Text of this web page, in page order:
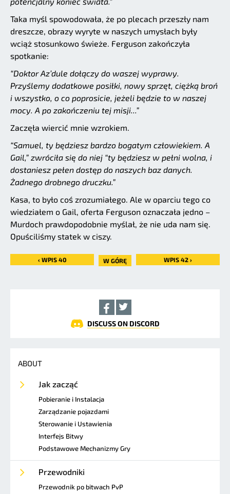
Taka myśl spowodowała, że po plecach przeszły nam
dreszcze, obrazy wyryte w naszych umysłach były
wciąż stosunkowo świeże. Ferguson zakończyła
spotkanie:
“Doktor Az’dule dołączy do waszej wyprawy.
Przyślemy dodatkowe posiłki, nowy sprzęt, ciężką broń
i wszystko, o co poprosicie, jeżeli będzie to w naszej
mocy. A po zakończeniu tej misji...”
Zaczęła wiercić mnie wzrokiem.
“Samuel, ty będziesz bardzo bogatym człowiekiem. A
Gail,” zwróciła się do niej “ty będziesz w pełni wolna, i
dostaniesz pełen dostęp do naszych baz danych.
Żadnego drobnego druczku.”
Kasa, to było coś zrozumiałego. Ale w oparciu tego co
wiedziałem o Gail, oferta Ferguson oznaczała jedno –
Murdoch prawdopodobnie myślał, że nie uda nam się.
Opuściliśmy statek w ciszy.
‹ WPIS 40 W GÓRĘ WPIS 42 ›
DISCUSS ON DISCORD
ABOUT
Jak zacząć
Pobieranie i Instalacja
Zarządzanie pojazdami
Sterowanie i Ustawienia
Interfejs Bitwy
Podstawowe Mechanizmy Gry
Przewodniki
Przewodnik po bitwach PvP